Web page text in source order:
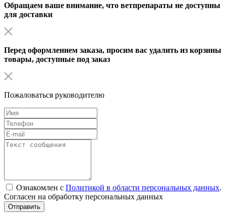
Обращаем ваше внимание, что ветпрепараты не доступны
для доставки
Перед оформлением заказа, просим вас удалить из корзины
товары, доступные под заказ
Пожаловаться руководителю
Ознакомлен с Политикой в области персональных данных.
Согласен на обработку персональных данных
Отправить